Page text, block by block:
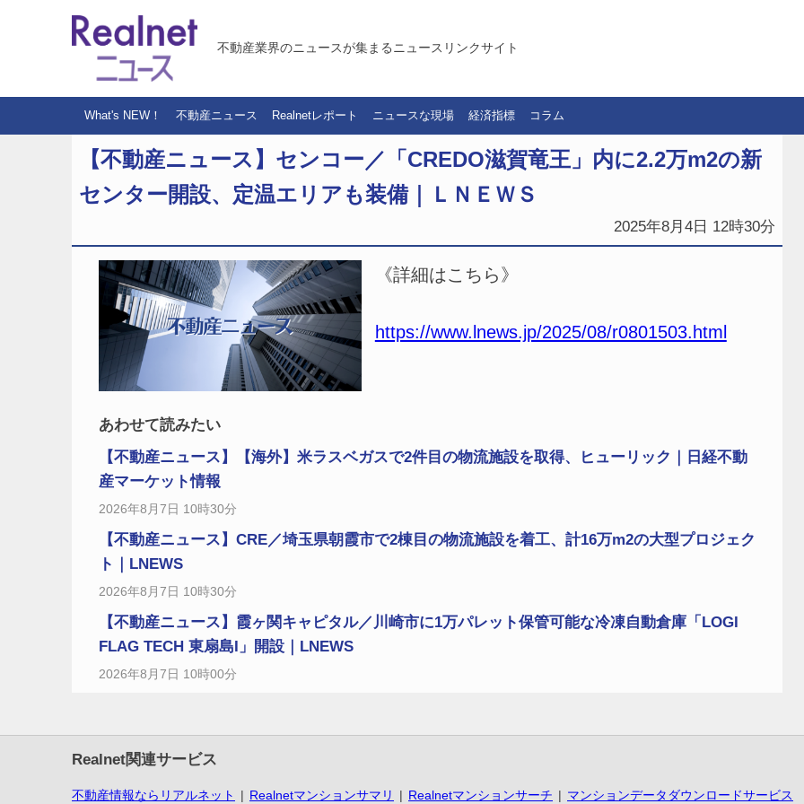
不動産業界のニュースが集まるニュースリンクサイト
What's NEW！ 不動産ニュース Realnetレポート ニュースな現場 経済指標 コラム
【不動産ニュース】センコー／「CREDO滋賀竜王」内に2.2万m2の新
センター開設、定温エリアも装備｜ＬＮＥＷＳ
2025年8月4日 12時30分
《詳細はこちら》
https://www.lnews.jp/2025/08/r0801503.html
あわせて読みたい
【不動産ニュース】【海外】米ラスベガスで2件目の物流施設を取得、ヒューリック｜日経不動
産マーケット情報
2026年8月7日 10時30分
【不動産ニュース】CRE／埼玉県朝霞市で2棟目の物流施設を着工、計16万m2の大型プロジェク
ト｜LNEWS
2026年8月7日 10時30分
【不動産ニュース】霞ヶ関キャピタル／川崎市に1万パレット保管可能な冷凍自動倉庫「LOGI
FLAG TECH 東扇島I」開設｜LNEWS
2026年8月7日 10時00分
Realnet関連サービス
不動産情報ならリアルネット Realnetマンションサマリ Realnetマンションサーチ マンションデータダウンロードサービス